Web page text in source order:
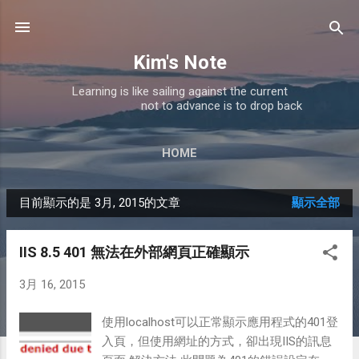
Kim's Note
Learning is like sailing against the current
not to advance is to drop back
HOME
發
章
目前顯示的是 3月, 2015的文章 顯示全部
IIS 8.5 401 無法在外部網頁正確顯示
3月 16, 2015
使用localhost可以正常顯示應用程式的401登
入頁，但使用網址的方式，卻出現IIS的訊息